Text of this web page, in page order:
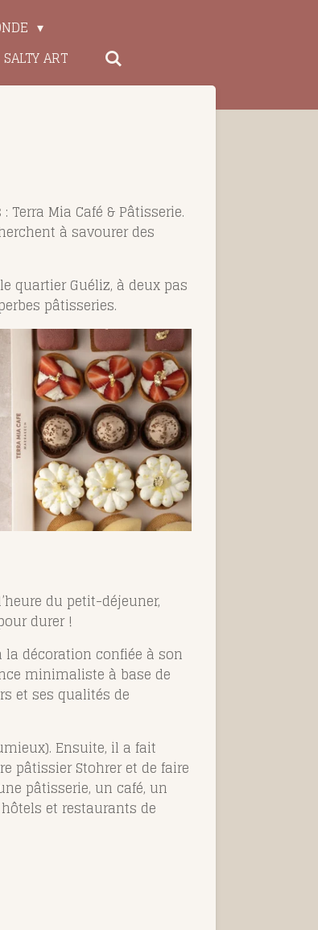
SALTY ART
Mia Café & Pâtisserie.
à savourer des
quartier Guéliz, à deux pas
pâtisseries.
du petit-déjeuner,
durer !
décoration confiée à son
minimaliste à base de
et ses qualités de
Ensuite, il a fait
pâtissier Stohrer et de faire
pâtisserie, un café, un
et restaurants de